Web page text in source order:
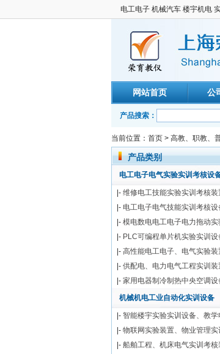
电工电子 机械汽车 楼宇机电
网站首页 公
产品搜索：
当前位置： 首页 > 高教、职教、
产品类别
电工电子电气实验实训考核设
|- 维修电工技能实验实训考核装
|- 电工电子电气技能实训考核设
|- 模电数电电工电子电力拖动实
|- PLC可编程单片机实验实训设
|- 高性能电工电子、电气实验装
|- 供配电、电力电气工程实训装
|- 家用电器制冷制热中央空调设
机械机电工业自动化实训设备
|- 智能楼宇实验实训设备、教学
|- 物联网实验装置、物业管理实
|- 船舶工程、机床电气实训考核